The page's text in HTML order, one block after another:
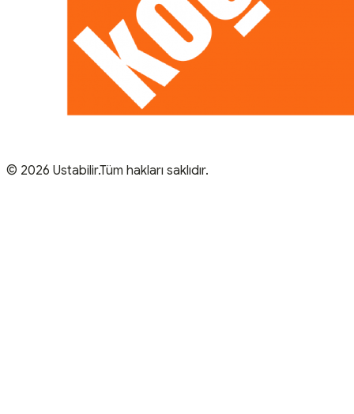
© 2026 Ustabilir.Tüm hakları saklıdır.